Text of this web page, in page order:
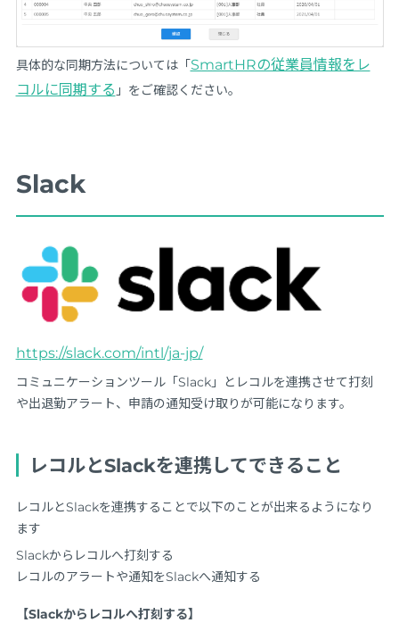
具体的な同期方法については「SmartHRの従業員情報をレ
コルに同期する 」をご確認ください。
Slack
https://slack.com/intl/ja-jp/
コミュニケーションツール「Slack」とレコルを連携させて打刻
や出退勤アラート、申請の通知受け取りが可能になります。
レコルとSlackを連携してできること
レコルとSlackを連携することで以下のことが出来るようになり
ます
Slackからレコルへ打刻する
レコルのアラートや通知をSlackへ通知する
【Slackからレコルへ打刻する】